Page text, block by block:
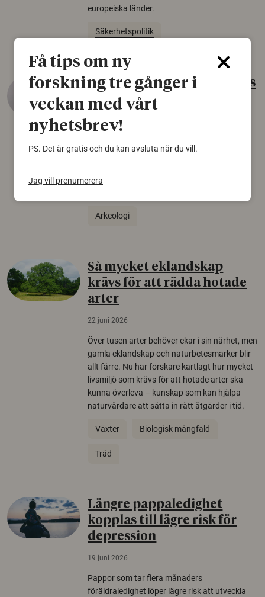
europeiska länder.
Säkerhetspolitik
Gammalt skinn var Sveriges
äldsta sko
22 juni 2026
björnfäll visar sig vara delar av en 2000 år
skomode och beskrivs som mycket ovanligt i
Arkeologi
Så mycket eklandskap
krävs för att rädda hotade
arter
22 juni 2026
Över tusen arter behöver ekar i sin närhet, men
gamla eklandskap och naturbetesmarker blir
allt färre. Nu har forskare kartlagt hur mycket
livsmiljö som krävs för att hotade arter ska
kunna överleva – kunskap som kan hjälpa
naturvårdare att sätta in rätt åtgärder i tid.
Växter Biologisk mångfald
Träd
Längre pappaledighet
kopplas till lägre risk för
depression
19 juni 2026
Pappor som tar flera månaders
föräldraledighet löper lägre risk att utveckla
Få tips om ny
forskning tre gånger i
veckan med vårt
nyhetsbrev!
PS. Det är gratis och du kan avsluta när du vill.
Jag vill prenumerera